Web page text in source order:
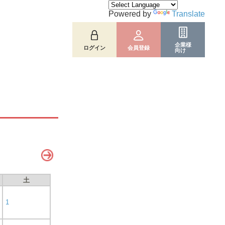
ログイン 会員登録
企業様
向け
Powered by Translate
土
1